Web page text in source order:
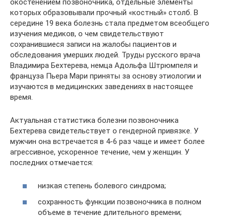
которых образовывали прочный «костный» столб. В
середине 19 века болезнь стала предметом всеобщего
изучения медиков, о чем свидетельствуют
сохранившиеся записи на жалобы пациентов и
обследования умерших людей. Труды русского врача
Владимира Бехтерева, немца Адольфа Штрюмпеля и
француза Пьера Мари приняты за основу этиологии и
изучаются в медицинских заведениях в настоящее
время.
Актуальная статистика болезни позвоночника
Бехтерева свидетельствует о гендерной привязке. У
мужчин она встречается в 4-6 раз чаще и имеет более
агрессивное, ускоренное течение, чем у женщин. У
последних отмечается:
низкая степень болевого синдрома;
сохранность функции позвоночника в полном
объеме в течение длительного времени;